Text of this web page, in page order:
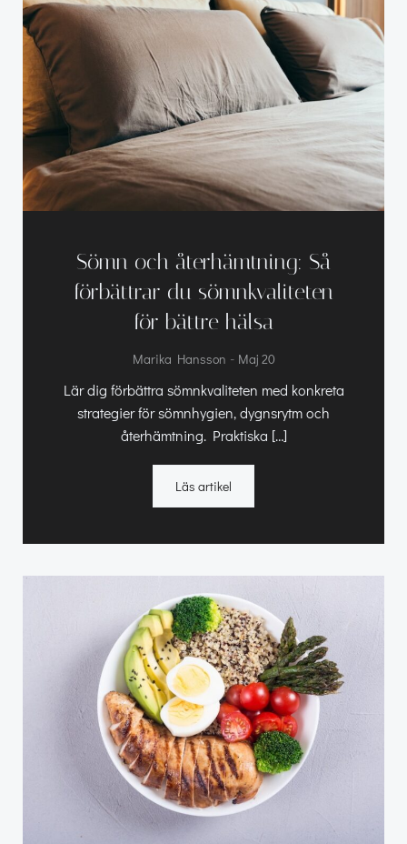
Sömn och återhämtning: Så
förbättrar du sömnkvaliteten
för bättre hälsa
Marika Hansson - Maj 20
Lär dig förbättra sömnkvaliteten med konkreta
strategier för sömnhygien, dygnsrytm och
återhämtning. Praktiska […]
Läs artikel